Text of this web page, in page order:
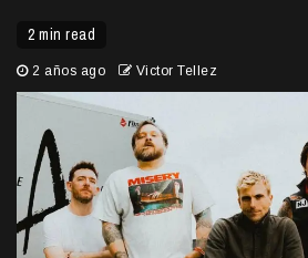
2 min read
2 años ago Victor Tellez